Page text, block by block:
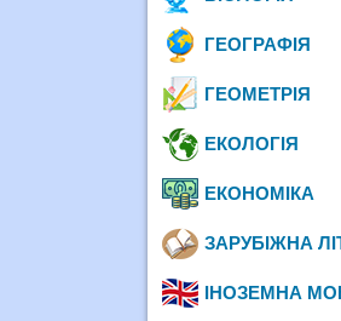
ГЕОГРАФІЯ
ГЕОМЕТРІЯ
ЕКОЛОГІЯ
ЕКОНОМІКА
ЗАРУБІЖНА
ІНОЗЕМНА